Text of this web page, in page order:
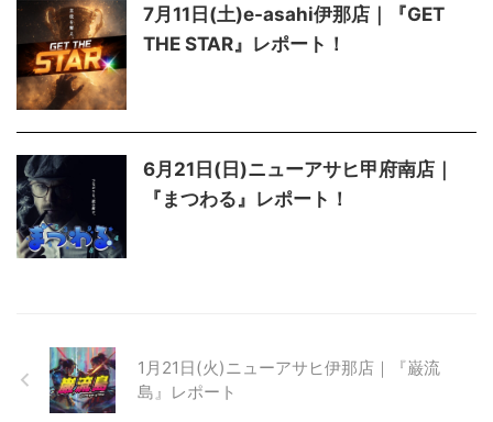
7月11日(土)e-asahi伊那店｜『GET
THE STAR』レポート！
6月21日(日)ニューアサヒ甲府南店｜
『まつわる』レポート！
1月21日(火)ニューアサヒ伊那店｜『巌流
島』レポート